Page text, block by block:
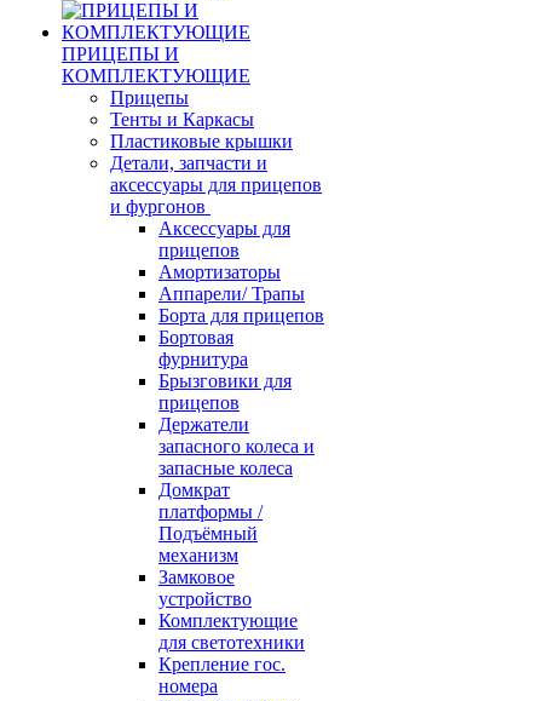
ПРИЦЕПЫ И
КОМПЛЕКТУЮЩИЕ
Прицепы
Тенты и Каркасы
Пластиковые крышки
Детали, запчасти и
аксессуары для прицепов
и фургонов
Аксессуары для
прицепов
Амортизаторы
Аппарели/ Трапы
Борта для прицепов
Бортовая
фурнитура
Брызговики для
прицепов
Держатели
запасного колеса и
запасные колеса
Домкрат
платформы /
Подъёмный
механизм
Замковое
устройство
Комплектующие
для светотехники
Крепление гос.
номера